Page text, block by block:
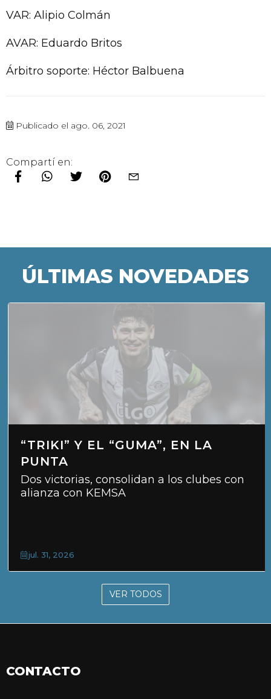
VAR: Alipio Colmán
AVAR: Eduardo Britos
Árbitro soporte: Héctor Balbuena
Publicado el ago. 06, 2021
Compartí en:
ÚLTIMAS NOVEDADES
“TRIKI” Y EL “GUMA”, EN LA
PUNTA
Dos victorias, consolidan a los clubes con
alianza con KEMSA
jul. 31, 2026
VER TODOS
CONTACTO